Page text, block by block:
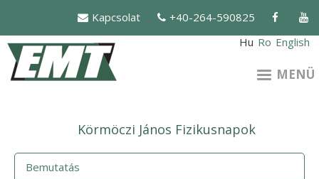
tartalomra
Kapcsolat
+40-264-590825
Hu Ro English
MENÜ
Körmöczi János Fizikusnapok
Bemutatás